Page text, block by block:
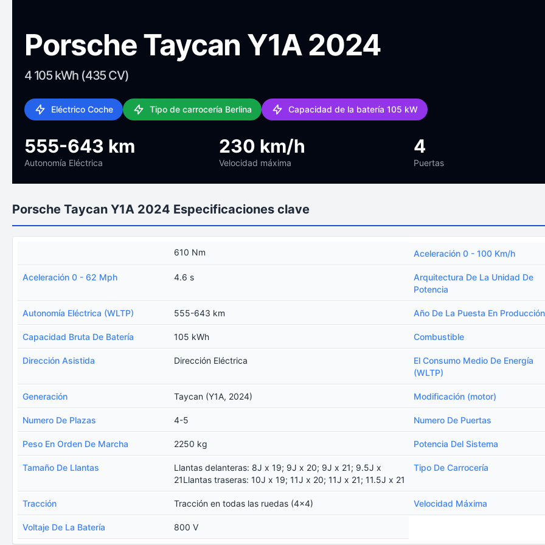
Porsche Taycan Y1A 2024
4 105 kWh (435 CV)
Eléctrico Coche Tipo de carrocería Berlina Capacidad de la batería 105 kW
555-643 km
Autonomía Eléctrica
230 km/h
Velocidad máxima
4
Puertas
Porsche Taycan Y1A 2024 Especificaciones clave
610 Nm Aceleración 0 - 100 Km/h
Aceleración 0 - 62 Mph 4.6 s
Arquitectura De La Unidad De
Potencia
Autonomía Eléctrica (WLTP) 555-643 km Año De La Puesta En Producción
Capacidad Bruta De Batería 105 kWh Combustible
Dirección Asistida Dirección Eléctrica
El Consumo Medio De Energía
(WLTP)
Generación Taycan (Y1A, 2024) Modificación (motor)
Numero De Plazas 4-5 Numero De Puertas
Peso En Orden De Marcha 2250 kg Potencia Del Sistema
Tamaño De Llantas
Llantas delanteras: 8J x 19; 9J x 20; 9J x 21; 9.5J x
21Llantas traseras: 10J x 19; 11J x 20; 11J x 21; 11.5J x 21
Tipo De Carrocería
Tracción Tracción en todas las ruedas (4x4) Velocidad Máxima
Voltaje De La Batería 800 V